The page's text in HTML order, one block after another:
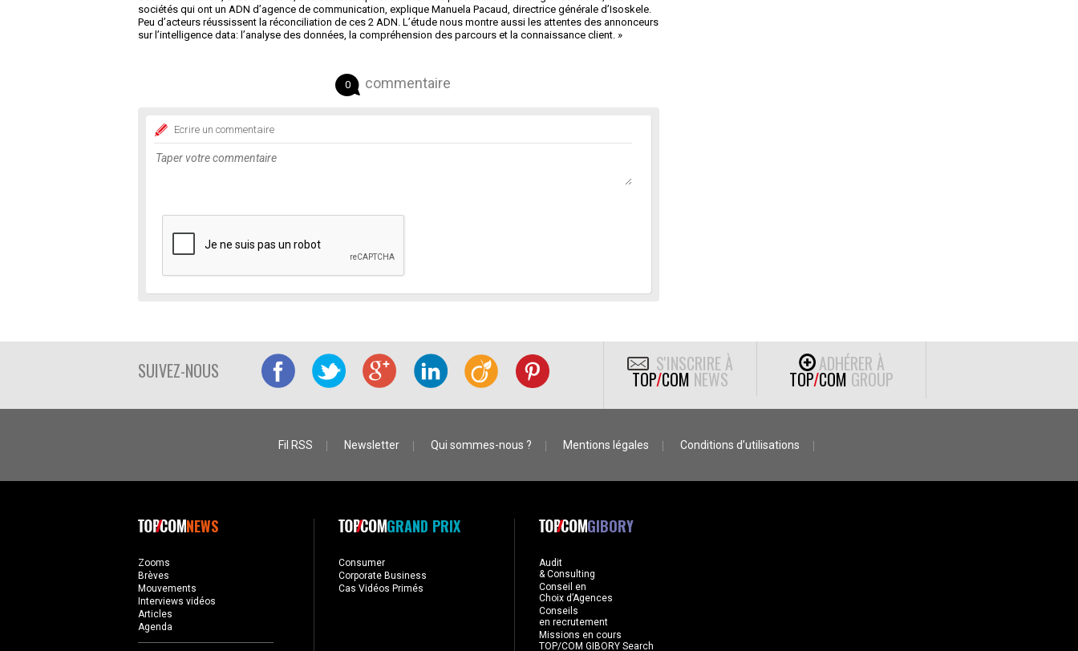
sociétés qui ont un ADN d’agence de communication, explique Manuela Pacaud, directrice générale d’Isoskele.
Peu d’acteurs réussissent la réconciliation de ces 2 ADN. L’étude nous montre aussi les attentes des annonceurs
sur l’intelligence data: l’analyse des données, la compréhension des parcours et la connaissance client. »
0 commentaire
Ecrire un commentaire
SUIVEZ-NOUS S'INSCRIRE À
TOP/COM NEWS
ADHÉRER À
TOP/COM GROUP
Fil RSS Newsletter Qui sommes-nous ? Mentions légales Conditions d’utilisations
NEWS
Zooms
Brèves
Mouvements
Interviews vidéos
Articles
Agenda
GRAND PRIX
Consumer
Corporate Business
Cas Vidéos Primés
GIBORY
Audit
& Consulting
Conseil en
Choix d’Agences
Conseils
en recrutement
Missions en cours
TOP/COM GIBORY Search